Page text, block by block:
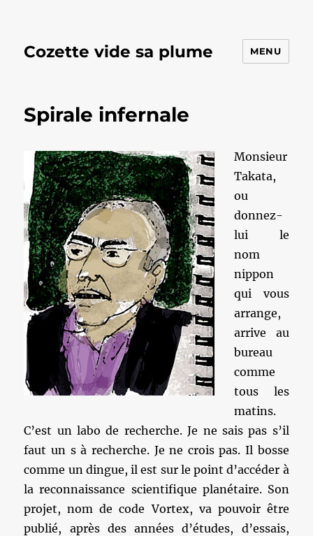
Cozette vide sa plume MENU
Spirale infernale
Monsieur
Takata,
ou
donnez-
lui le
nom
nippon
qui vous
arrange,
arrive au
bureau
comme
tous les
matins.
C’est un labo de recherche. Je ne sais pas s’il
faut un s à recherche. Je ne crois pas. Il bosse
comme un dingue, il est sur le point d’accéder à
la reconnaissance scientifique planétaire. Son
projet, nom de code Vortex, va pouvoir être
publié, après des années d’études, d’essais,